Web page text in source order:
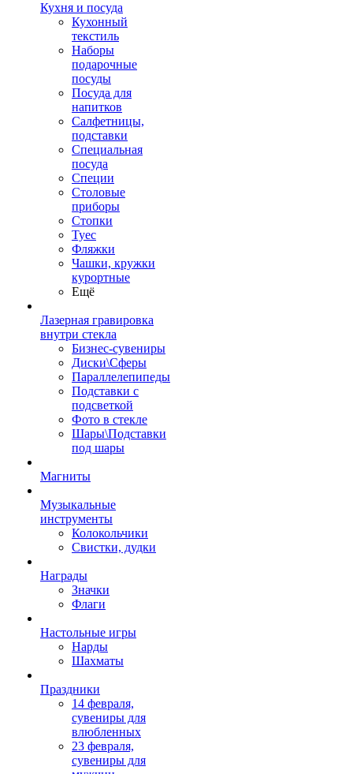
Кухня и посуда
Кухонный
текстиль
Наборы
подарочные
посуды
Посуда для
напитков
Салфетницы,
подставки
Специальная
посуда
Специи
Столовые
приборы
Стопки
Туес
Фляжки
Чашки, кружки
курортные
Ещё
Лазерная гравировка
внутри стекла
Бизнес-сувениры
Диски\Сферы
Параллелепипеды
Подставки с
подсветкой
Фото в стекле
Шары\Подставки
под шары
Магниты
Музыкальные
инструменты
Колокольчики
Свистки, дудки
Награды
Значки
Флаги
Настольные игры
Нарды
Шахматы
Праздники
14 февраля,
сувениры для
влюбленных
23 февраля,
сувениры для